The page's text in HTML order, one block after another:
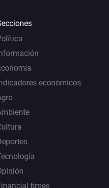
económicos
times